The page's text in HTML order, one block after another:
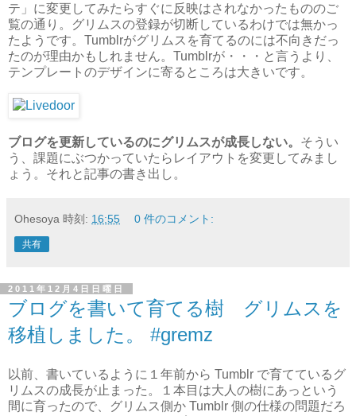
テ」に変更してみたらすぐに反映はされなかったもののご
覧の通り。グリムスの登録が切断しているわけでは無かっ
たようです。Tumblrがグリムスを育てるのには不向きだっ
たのが理由かもしれません。Tumblrが・・・と言うより、
テンプレートのデザインに寄るところは大きいです。
ブログを更新しているのにグリムスが成長しない。 そうい
う、課題にぶつかっていたらレイアウトを変更してみまし
ょう。それと記事の書き出し。
Ohesoya 時刻: 16:55 0 件のコメント:
共有
2011年12月4日日曜日
ブログを書いて育てる樹 グリムスを
移植しました。 #gremz
以前、書いているように１年前から Tumblr で育てているグ
リムスの成長が止まった。１本目は大人の樹にあっという
間に育ったので、グリムス側か Tumblr 側の仕様の問題だろ